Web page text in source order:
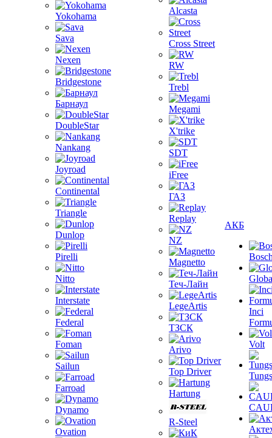
Yokohama
Sava
Nexen
Bridgestone
Барнаул
DoubleStar
Nankang
Joyroad
Continental
Triangle
Dunlop
Pirelli
Nitto
Interstate
Federal
Foman
Sailun
Farroad
Dynamo
Ovation
Alcasta
Cross Street
RW
Trebl
Megami
X'trike
SDT
iFree
ГАЗ
Replay
NZ
Magnetto
Теч-Лайн
LegeArtis
ТЗСК
Arivo
Top Driver
Hartung
R-Steel
АКБ
Inci
Volt